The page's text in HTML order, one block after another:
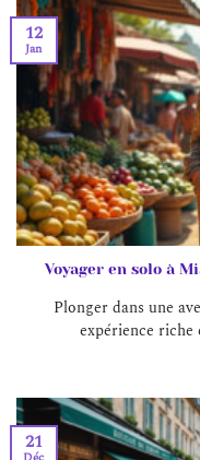
Voyager en solo à
Plonger dans une
expérience riche
12
Jan
21